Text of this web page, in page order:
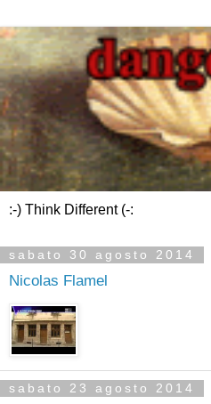
:-) Think Different (-:
sabato 30 agosto 2014
Nicolas Flamel
sabato 23 agosto 2014